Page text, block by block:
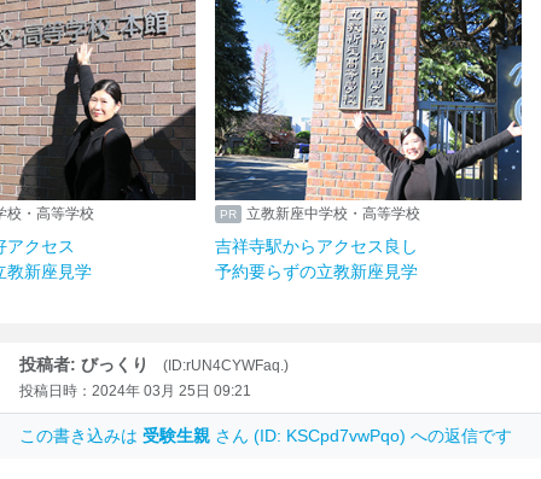
校・高等学校
アクセス
教新座見学
立教新座中学校・高等学校
吉祥寺駅からアクセス良し
予約要らずの立教新座見学
投稿者: びっくり
(ID:rUN4CYWFaq.)
投稿日時：2024年 03月 25日 09:21
この書き込みは 受験生親 さん (ID: KSCpd7vwPqo) への返信です